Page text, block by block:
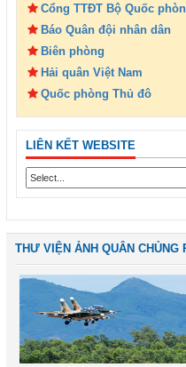
Cổng TTĐT Bộ Quốc
Báo Quân đội nhân dân
Biên phòng
Hải quân Việt Nam
Quốc phòng Thủ đô
LIÊN KẾT WEBSITE
THƯ VIỆN ẢNH QUÂN CHỦNG